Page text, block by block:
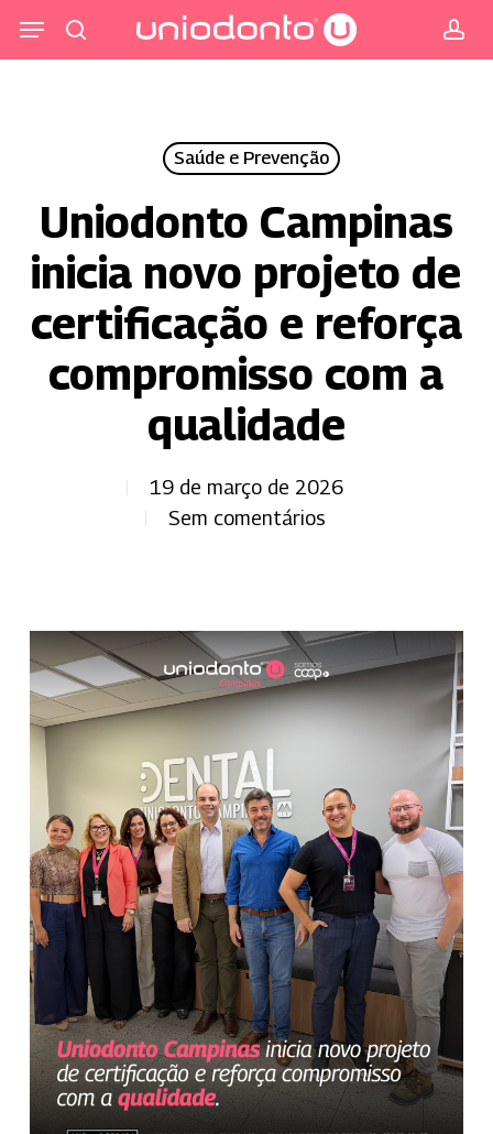
para
Menu
Saúde e Prevenção
Uniodonto Campinas
inicia novo projeto de
certificação e reforça
compromisso com a
qualidade
19 de março de 2026
Sem comentários